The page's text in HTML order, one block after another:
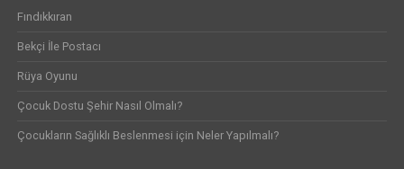
Fındıkkıran
Bekçi İle Postacı
Rüya Oyunu
Çocuk Dostu Şehir Nasıl Olmalı?
Çocukların Sağlıklı Beslenmesi için Neler Yapılmalı?